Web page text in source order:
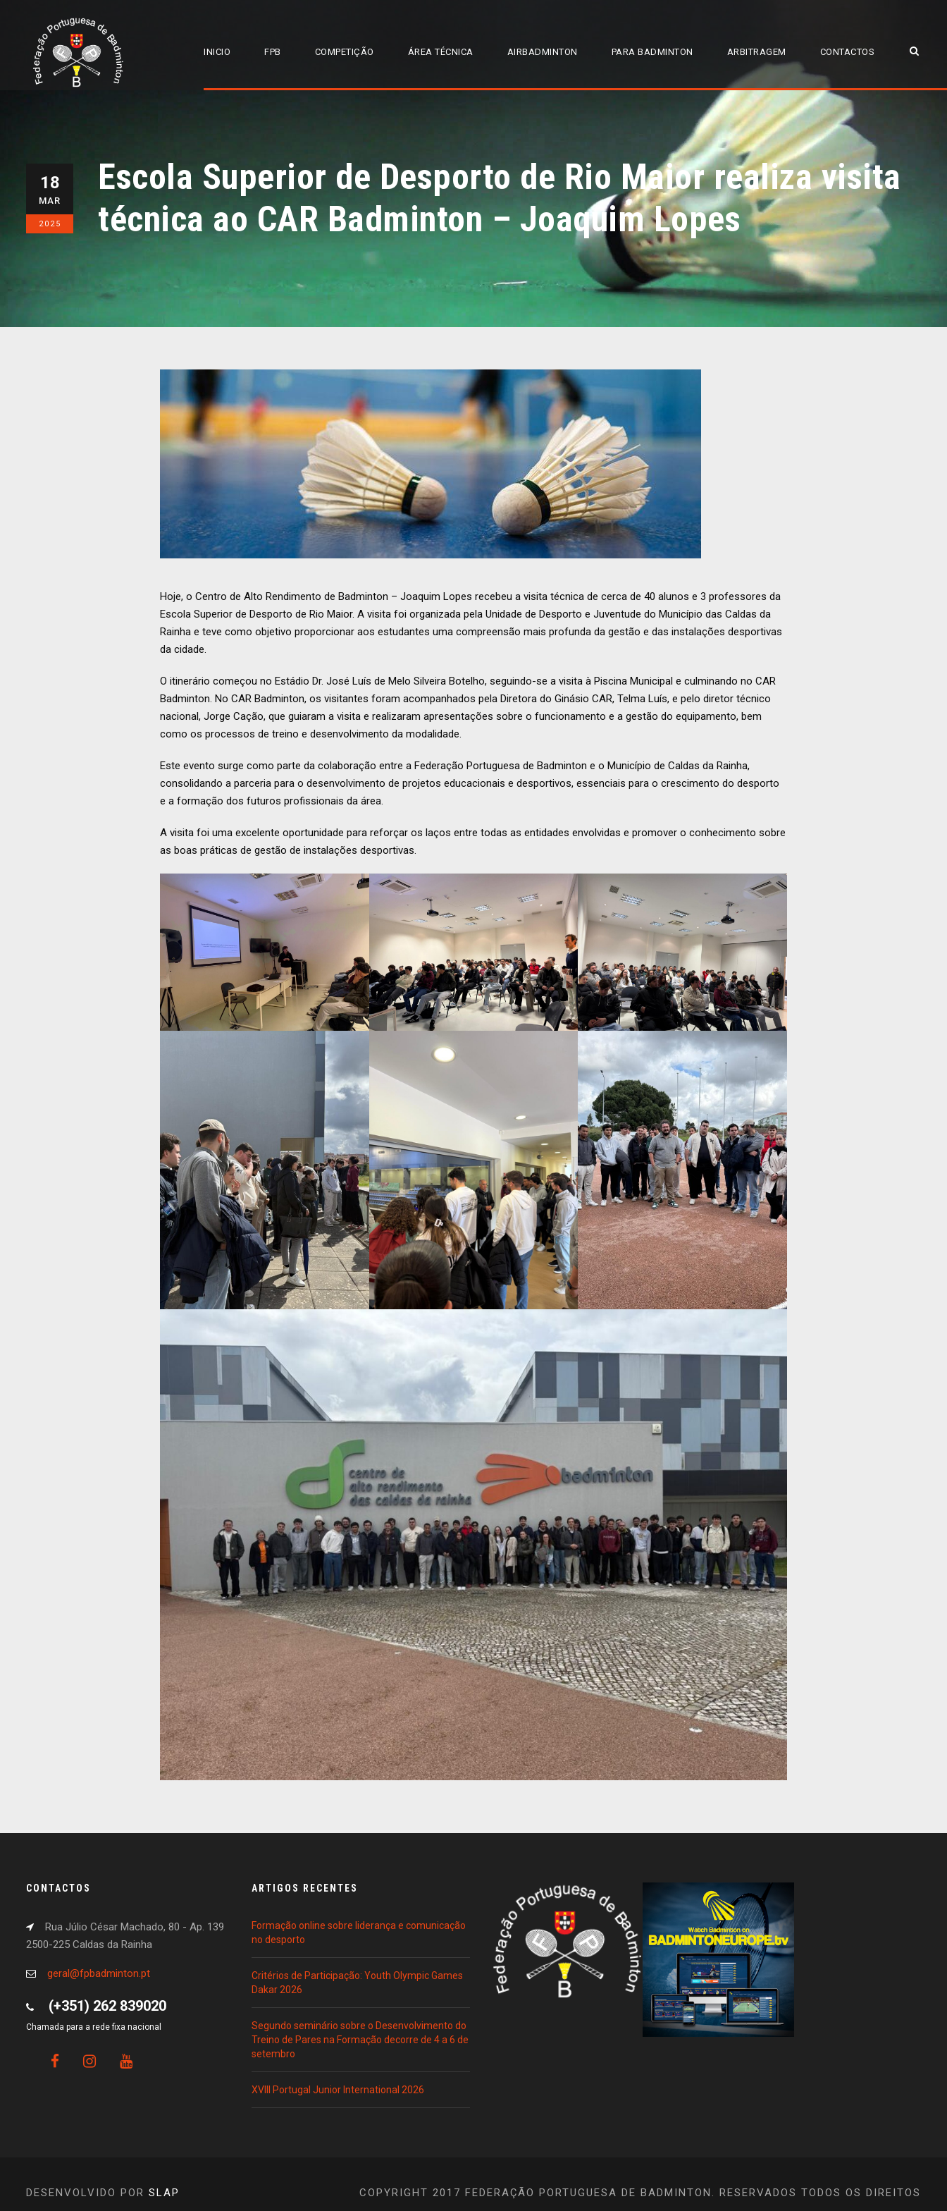
INICIO FPB COMPETIÇÃO ÁREA TÉCNICA AIRBADMINTON PARA BADMINTON ARBITRAGEM CONTACTOS
18
MAR
2025
Escola Superior de Desporto de Rio Maior realiza visita
técnica ao CAR Badminton – Joaquim Lopes
Hoje, o Centro de Alto Rendimento de Badminton – Joaquim Lopes recebeu a visita técnica de cerca de 40 alunos e 3 professores da
Escola Superior de Desporto de Rio Maior. A visita foi organizada pela Unidade de Desporto e Juventude do Município das Caldas da
Rainha e teve como objetivo proporcionar aos estudantes uma compreensão mais profunda da gestão e das instalações desportivas
da cidade.
O itinerário começou no Estádio Dr. José Luís de Melo Silveira Botelho, seguindo-se a visita à Piscina Municipal e culminando no CAR
Badminton. No CAR Badminton, os visitantes foram acompanhados pela Diretora do Ginásio CAR, Telma Luís, e pelo diretor técnico
nacional, Jorge Cação, que guiaram a visita e realizaram apresentações sobre o funcionamento e a gestão do equipamento, bem
como os processos de treino e desenvolvimento da modalidade.
Este evento surge como parte da colaboração entre a Federação Portuguesa de Badminton e o Município de Caldas da Rainha,
consolidando a parceria para o desenvolvimento de projetos educacionais e desportivos, essenciais para o crescimento do desporto
e a formação dos futuros profissionais da área.
A visita foi uma excelente oportunidade para reforçar os laços entre todas as entidades envolvidas e promover o conhecimento sobre
as boas práticas de gestão de instalações desportivas.
CONTACTOS
Rua Júlio César Machado, 80 - Ap. 139
2500-225 Caldas da Rainha
geral@fpbadminton.pt
(+351) 262 839020
Chamada para a rede fixa nacional
ARTIGOS RECENTES
Formação online sobre liderança e comunicação
no desporto
Critérios de Participação: Youth Olympic Games
Dakar 2026
Segundo seminário sobre o Desenvolvimento do
Treino de Pares na Formação decorre de 4 a 6 de
setembro
XVIII Portugal Junior International 2026
DESENVOLVIDO POR SLAP COPYRIGHT 2017 FEDERAÇÃO PORTUGUESA DE BADMINTON. RESERVADOS TODOS OS DIREITOS